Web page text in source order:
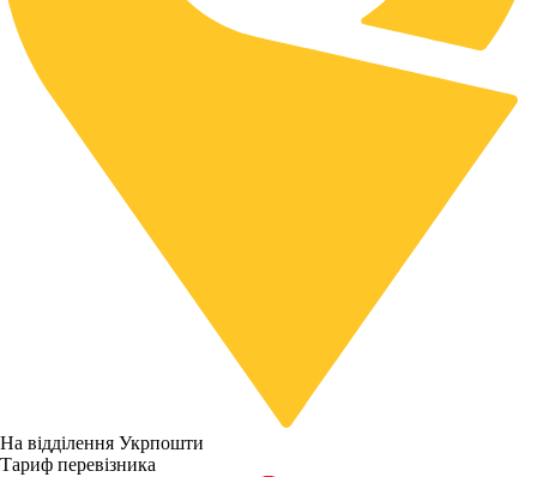
На відділення Укрпошти
Тариф перевізника